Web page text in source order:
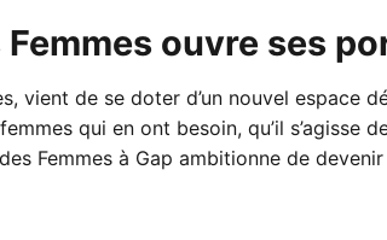
Femmes ouvre ses
vient de se doter d’un nouvel
qui en ont besoin, qu’il
Femmes à Gap ambitionne de